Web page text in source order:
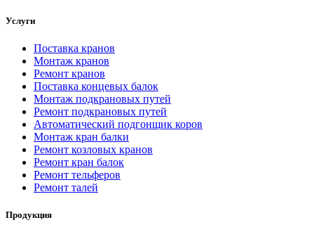
Услуги
Поставка кранов
Монтаж кранов
Ремонт кранов
Поставка концевых балок
Монтаж подкрановых путей
Ремонт подкрановых путей
Автоматический подгонщик коров
Монтаж кран балки
Ремонт козловых кранов
Ремонт кран балок
Ремонт тельферов
Ремонт талей
Продукция